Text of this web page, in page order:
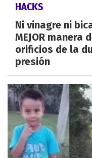
HACKS
Ni vinagre ni
MEJOR manera
orificios de la
presión